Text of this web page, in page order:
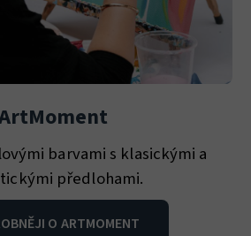
barvami s klasickými a
předlohami.
O ARTMOMENT